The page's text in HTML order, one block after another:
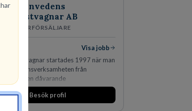
Finnvedens
Lastvagnar AB
ÅTERFÖRSÄLJARE
Visa jobb
Lastvagnar startades 1997 när man
lastvagnsverksamheten från
på den dåvarande
i Värnamo. Sedan dess har
kraftigt genom ett antal
Besök profil